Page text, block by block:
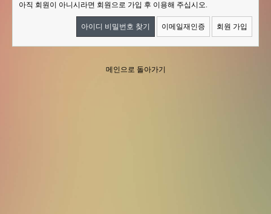
아직 회원이 아니시라면 회원으로 가입 후 이용해 주십시오.
아이디 비밀번호 찾기 이메일재인증 회원 가입
메인으로 돌아가기